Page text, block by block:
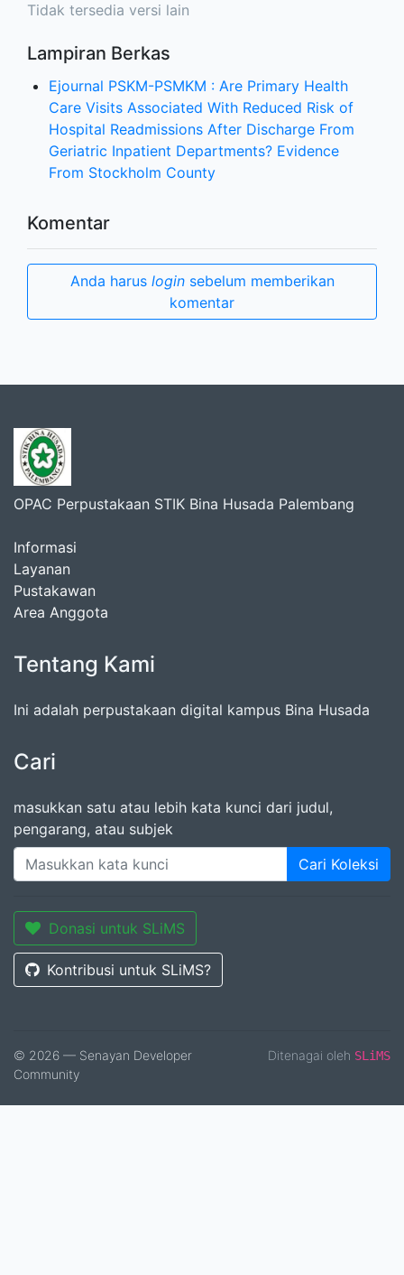
Tidak tersedia versi lain
Lampiran Berkas
Ejournal PSKM-PSMKM : Are Primary Health
Care Visits Associated With Reduced Risk of
Hospital Readmissions After Discharge From
Geriatric Inpatient Departments? Evidence
From Stockholm County
Komentar
Anda harus loginsebelum memberikan
komentar
OPAC Perpustakaan STIK Bina Husada Palembang
Informasi
Layanan
Pustakawan
Area Anggota
Tentang Kami
Ini adalah perpustakaan digital kampus Bina Husada
Cari
masukkan satu atau lebih kata kunci dari judul,
pengarang, atau subjek
Cari Koleksi
Donasi untuk SLiMS
Kontribusi untuk SLiMS?
© 2026 — Senayan Developer
Community
Ditenagai oleh SLiMS